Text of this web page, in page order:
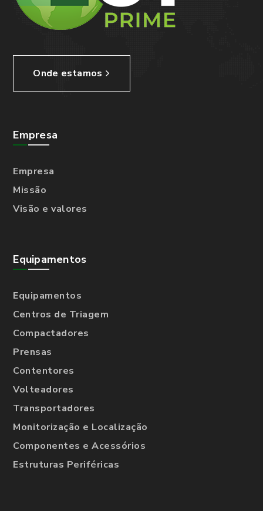
Onde estamos
Empresa
Empresa
Missão
Visão e valores
Equipamentos
Equipamentos
Centros de Triagem
Compactadores
Prensas
Contentores
Volteadores
Transportadores
Monitorização e Localização
Componentes e Acessórios
Estruturas Periféricas